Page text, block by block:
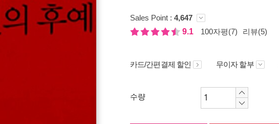
Sales Point : 4,647
9.1
100자평(7) 리뷰(5)
카드/간편결제 할인 무이자 할부
수량